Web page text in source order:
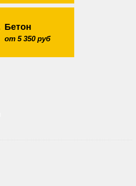
Бетон
от 5 350 руб